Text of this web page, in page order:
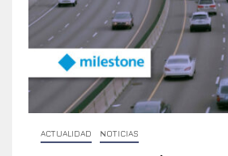
ACTUALIDAD NOTICIAS